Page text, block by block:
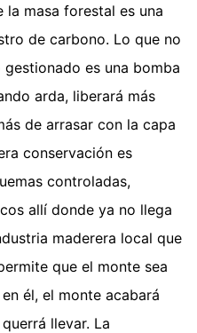
la masa forestal es una
de carbono. Lo que no
es una bomba
arda, liberará más
de arrasar con la capa
conservación es
controladas,
allí donde ya no llega
maderera local que
que el monte sea
él, el monte acabará
llevar. La